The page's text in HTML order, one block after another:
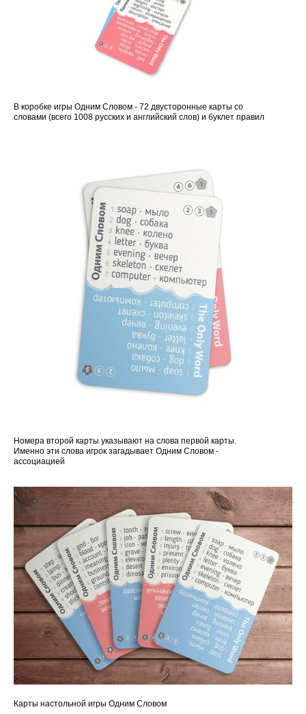
В коробке игры Одним Словом - 72 двусторонные карты со
словами (всего 1008 русских и английский слов) и буклет правил
Номера второй карты указывают на слова первой карты.
Именно эти слова игрок загадывает Одним Словом -
ассоциацией
Карты настольной игры Одним Словом